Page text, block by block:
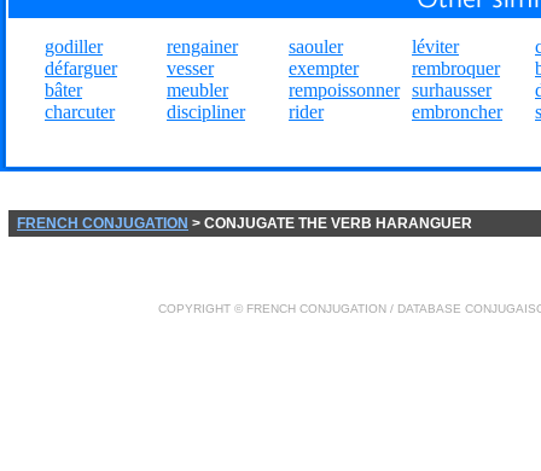
godiller
défarguer
bâter
charcuter
rengainer
vesser
meubler
discipliner
saouler
exempter
rempoissonner
rider
léviter
rembroquer
surhausser
embroncher
FRENCH CONJUGATION > CONJUGATE THE VERB HARANGUER
COPYRIGHT © FRENCH CONJUGATION / DATABASE